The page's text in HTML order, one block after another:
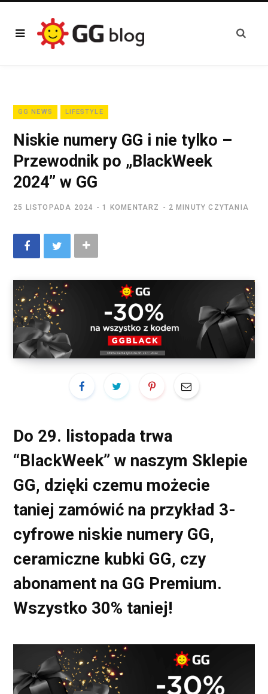
GG NEWS LIFESTYLE
Niskie numery GG i nie tylko –
Przewodnik po „BlackWeek
2024” w GG
25 LISTOPADA 2024 1 KOMENTARZ 2 MINUTY CZYTANIA
Do 29. listopada trwa
“BlackWeek” w naszym Sklepie
GG, dzięki czemu możecie
taniej zamówić na przykład 3-
cyfrowe niskie numery GG,
ceramiczne kubki GG, czy
abonament na GG Premium.
Wszystko 30% taniej!